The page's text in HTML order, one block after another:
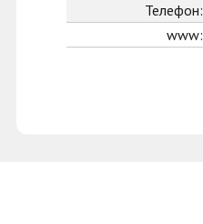
Телефон:
www: